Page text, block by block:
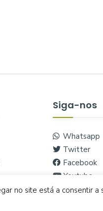
Siga-nos
Whatsapp
Twitter
Facebook
Youtube
Instagram
no site está a consentir a